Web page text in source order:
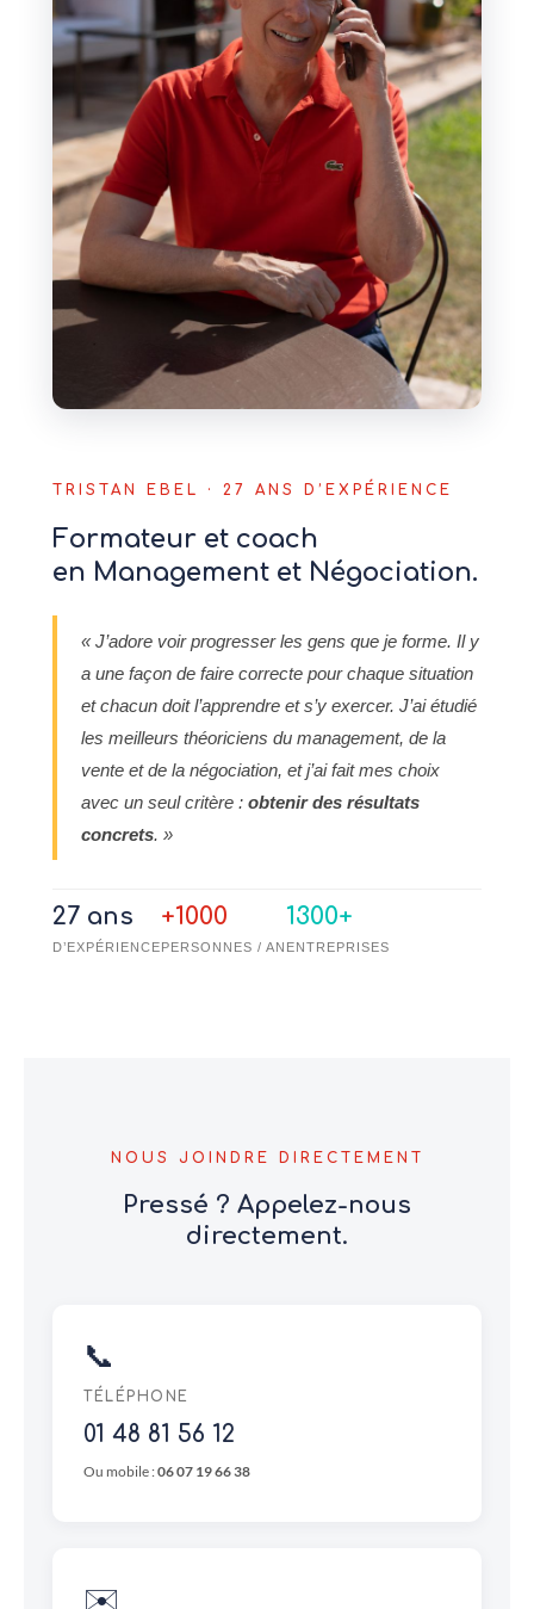
TRISTAN EBEL · 27 ANS D’EXPÉRIENCE
Formateur et coach
en Management et Négociation.
« J’adore voir progresser les gens que je forme. Il y
a une façon de faire correcte pour chaque situation
et chacun doit l’apprendre et s’y exercer. J’ai étudié
les meilleurs théoriciens du management, de la
vente et de la négociation, et j’ai fait mes choix
avec un seul critère : obtenir des résultats
concrets. »
27 ans
D’EXPÉRIENCE
+1000
PERSONNES / AN
1300+
ENTREPRISES
NOUS JOINDRE DIRECTEMENT
Pressé ? Appelez-nous
directement.
📞
TÉLÉPHONE
01 48 81 56 12
Ou mobile :06 07 19 66 38
✉️